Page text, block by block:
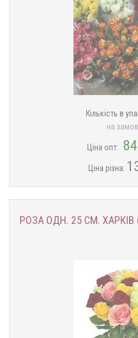
Кількість в
на
Ціна опт:
Ціна різна:
РОЗА ОДН. 25 СМ.